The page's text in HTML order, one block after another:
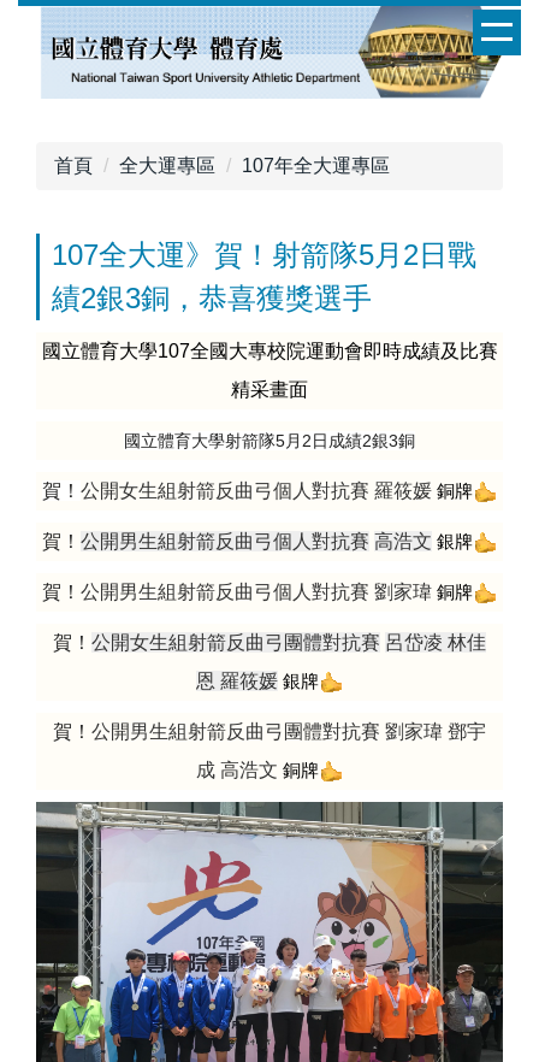
首頁 全大運專區 107年全大運專區
107全大運》賀！射箭隊5月2日戰
績2銀3銅，恭喜獲獎選手
國立體育大學107全國大專校院運動會即時成績及比賽
精采畫面
國立體育大學射箭隊5月2日成績2銀3銅
賀！ 公開女生組射箭反曲弓個人對抗賽 羅筱媛 銅牌
賀！ 公開男生組射箭反曲弓個人對抗賽 高浩文 銀牌
賀！ 公開男生組射箭反曲弓個人對抗賽 劉家瑋 銅牌
賀！ 公開女生組射箭反曲弓團體對抗賽 呂岱凌 林佳
恩 羅筱媛 銀牌
賀！ 公開男生組射箭反曲弓團體對抗賽 劉家瑋 鄧宇
成 高浩文 銅牌